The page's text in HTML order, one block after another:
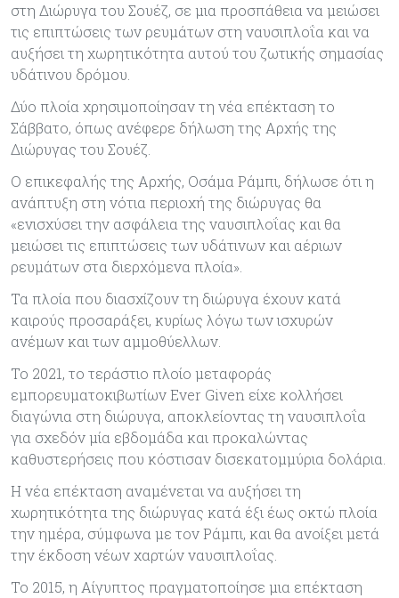
στη Διώρυγα του Σουέζ, σε μια προσπάθεια να μειώσει
τις επιπτώσεις των ρευμάτων στη ναυσιπλοΐα και να
αυξήσει τη χωρητικότητα αυτού του ζωτικής σημασίας
υδάτινου δρόμου.
Δύο πλοία χρησιμοποίησαν τη νέα επέκταση το
Σάββατο, όπως ανέφερε δήλωση της Αρχής της
Διώρυγας του Σουέζ.
Ο επικεφαλής της Αρχής, Οσάμα Ράμπι, δήλωσε ότι η
ανάπτυξη στη νότια περιοχή της διώρυγας θα
«ενισχύσει την ασφάλεια της ναυσιπλοΐας και θα
μειώσει τις επιπτώσεις των υδάτινων και αέριων
ρευμάτων στα διερχόμενα πλοία».
Τα πλοία που διασχίζουν τη διώρυγα έχουν κατά
καιρούς προσαράξει, κυρίως λόγω των ισχυρών
ανέμων και των αμμοθύελλων.
Το 2021, το τεράστιο πλοίο μεταφοράς
εμπορευματοκιβωτίων Ever Given είχε κολλήσει
διαγώνια στη διώρυγα, αποκλείοντας τη ναυσιπλοΐα
για σχεδόν μία εβδομάδα και προκαλώντας
καθυστερήσεις που κόστισαν δισεκατομμύρια δολάρια.
Η νέα επέκταση αναμένεται να αυξήσει τη
χωρητικότητα της διώρυγας κατά έξι έως οκτώ πλοία
την ημέρα, σύμφωνα με τον Ράμπι, και θα ανοίξει μετά
την έκδοση νέων χαρτών ναυσιπλοΐας.
Το 2015, η Αίγυπτος πραγματοποίησε μια επέκταση